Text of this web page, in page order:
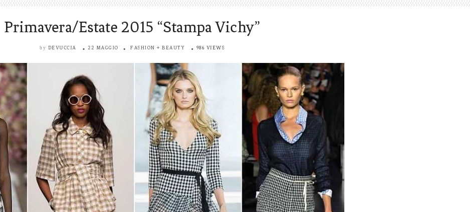
Primavera/Estate 2015 “Stampa Vichy”
by DEVUCCIA 22 MAGGIO FASHION + BEAUTY 986 VIEWS